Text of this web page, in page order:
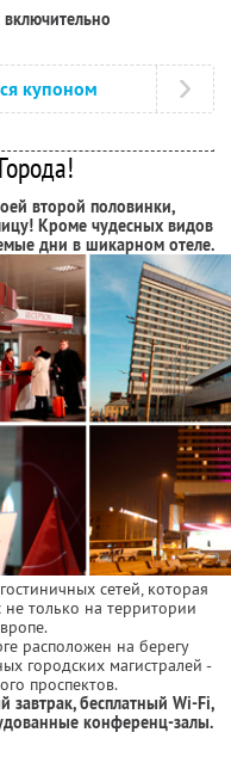
купоном
второй половинки,
Кроме чудесных видов
дни в шикарном отеле.
сетей, которая
не только на территории
расположен на берегу
городских магистралей -
проспектов.
бесплатный Wi-Fi,
конференц-залы.